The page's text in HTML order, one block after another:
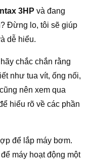
3HP và đang
Đừng lo, tôi sẽ giúp
dễ hiểu.
chắc chắn rằng
như tua vít, ống nối,
nên xem qua
hiểu rõ về các phần
để lắp máy bơm.
máy hoạt động một